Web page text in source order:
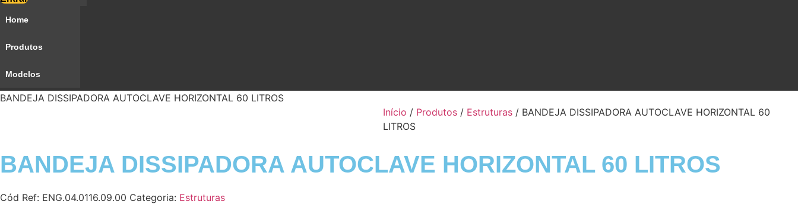
Home
Produtos
Modelos
BANDEJA DISSIPADORA AUTOCLAVE HORIZONTAL 60 LITROS
Início / Produtos / Estruturas / BANDEJA DISSIPADORA AUTOCLAVE HORIZONTAL 60
LITROS
BANDEJA DISSIPADORA AUTOCLAVE HORIZONTAL 60 LITROS
Cód Ref: ENG.04.0116.09.00 Categoria: Estruturas